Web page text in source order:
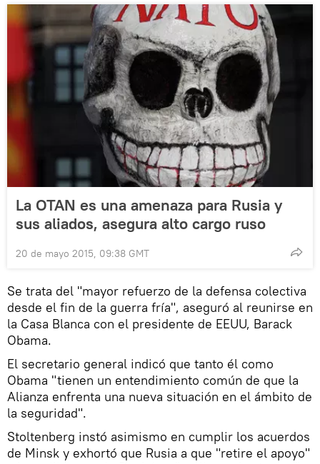
La OTAN es una amenaza para Rusia y
sus aliados, asegura alto cargo ruso
20 de mayo 2015, 09:38 GMT
Se trata del "mayor refuerzo de la defensa colectiva
desde el fin de la guerra fría", aseguró al reunirse en
la Casa Blanca con el presidente de EEUU, Barack
Obama.
El secretario general indicó que tanto él como
Obama "tienen un entendimiento común de que la
Alianza enfrenta una nueva situación en el ámbito de
la seguridad".
Stoltenberg instó asimismo en cumplir los acuerdos
de Minsk y exhortó que Rusia a que "retire el apoyo"